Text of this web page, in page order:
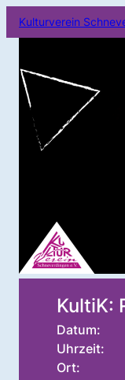
Kulturverein
KultiK:
Datum:
Uhrzeit:
Ort: